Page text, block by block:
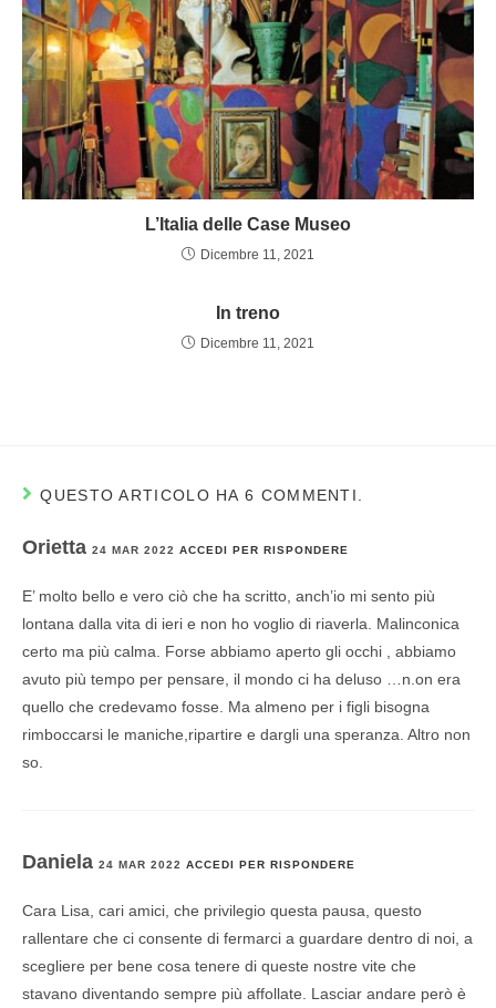
L’Italia delle Case Museo
Dicembre 11, 2021
In treno
Dicembre 11, 2021
QUESTO ARTICOLO HA 6 COMMENTI.
Orietta 24 MAR 2022 ACCEDI PER RISPONDERE
E’ molto bello e vero ciò che ha scritto, anch’io mi sento più
lontana dalla vita di ieri e non ho voglio di riaverla. Malinconica
certo ma più calma. Forse abbiamo aperto gli occhi , abbiamo
avuto più tempo per pensare, il mondo ci ha deluso …n.on era
quello che credevamo fosse. Ma almeno per i figli bisogna
rimboccarsi le maniche,ripartire e dargli una speranza. Altro non
so.
Daniela 24 MAR 2022 ACCEDI PER RISPONDERE
Cara Lisa, cari amici, che privilegio questa pausa, questo
rallentare che ci consente di fermarci a guardare dentro di noi, a
scegliere per bene cosa tenere di queste nostre vite che
stavano diventando sempre più affollate. Lasciar andare però è